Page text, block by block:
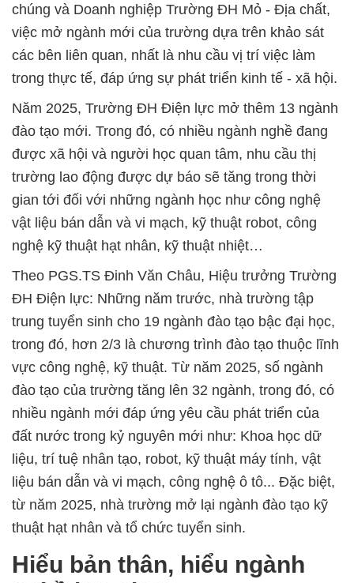
chúng và Doanh nghiệp Trường ĐH Mỏ - Địa chất,
việc mở ngành mới của trường dựa trên khảo sát
các bên liên quan, nhất là nhu cầu vị trí việc làm
trong thực tế, đáp ứng sự phát triển kinh tế - xã hội.
Năm 2025, Trường ĐH Điện lực mở thêm 13 ngành
đào tạo mới. Trong đó, có nhiều ngành nghề đang
được xã hội và người học quan tâm, nhu cầu thị
trường lao động được dự báo sẽ tăng trong thời
gian tới đối với những ngành học như công nghệ
vật liệu bán dẫn và vi mạch, kỹ thuật robot, công
nghệ kỹ thuật hạt nhân, kỹ thuật nhiệt…
Theo PGS.TS Đinh Văn Châu, Hiệu trưởng Trường
ĐH Điện lực: Những năm trước, nhà trường tập
trung tuyển sinh cho 19 ngành đào tạo bậc đại học,
trong đó, hơn 2/3 là chương trình đào tạo thuộc lĩnh
vực công nghệ, kỹ thuật. Từ năm 2025, số ngành
đào tạo của trường tăng lên 32 ngành, trong đó, có
nhiều ngành mới đáp ứng yêu cầu phát triển của
đất nước trong kỷ nguyên mới như: Khoa học dữ
liệu, trí tuệ nhân tạo, robot, kỹ thuật máy tính, vật
liệu bán dẫn và vi mạch, công nghệ ô tô... Đặc biệt,
từ năm 2025, nhà trường mở lại ngành đào tạo kỹ
thuật hạt nhân và tổ chức tuyển sinh.
Hiểu bản thân, hiểu ngành